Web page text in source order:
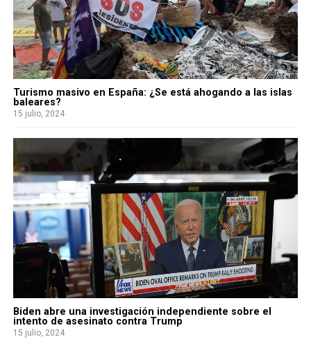
Turismo masivo en España: ¿Se está ahogando a las islas
baleares?
15 julio, 2024
Biden abre una investigación independiente sobre el
intento de asesinato contra Trump
15 julio, 2024